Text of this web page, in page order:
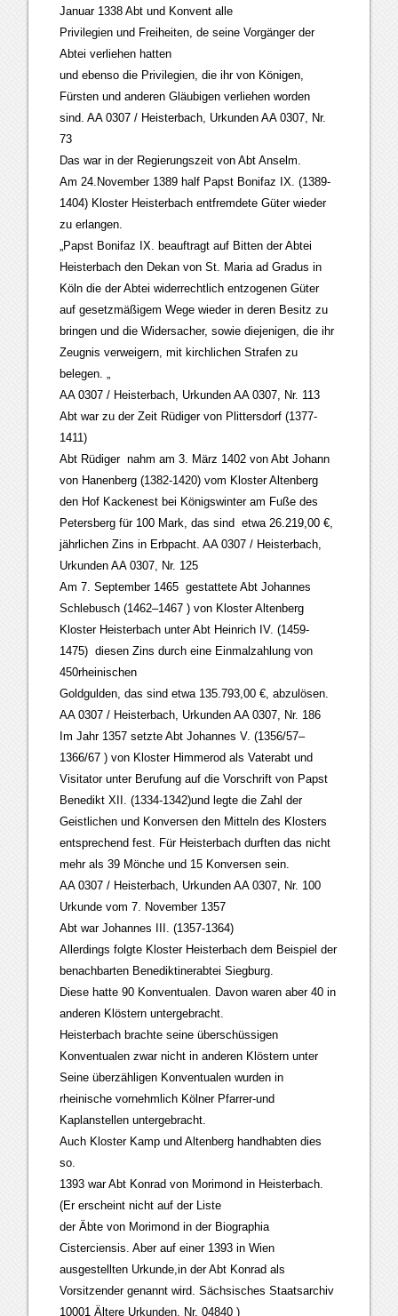
Januar 1338 Abt und Konvent alle
Privilegien und Freiheiten, de seine Vorgänger der
Abtei verliehen hatten
und ebenso die Privilegien, die ihr von Königen,
Fürsten und anderen Gläubigen verliehen worden
sind. AA 0307 / Heisterbach, Urkunden AA 0307, Nr.
73
Das war in der Regierungszeit von Abt Anselm.
Am 24.November 1389 half Papst Bonifaz IX. (1389-
1404) Kloster Heisterbach entfremdete Güter wieder
zu erlangen.
„Papst Bonifaz IX. beauftragt auf Bitten der Abtei
Heisterbach den Dekan von St. Maria ad Gradus in
Köln die der Abtei widerrechtlich entzogenen Güter
auf gesetzmäßigem Wege wieder in deren Besitz zu
bringen und die Widersacher, sowie diejenigen, die ihr
Zeugnis verweigern, mit kirchlichen Strafen zu
belegen. „
AA 0307 / Heisterbach, Urkunden AA 0307, Nr. 113
Abt war zu der Zeit Rüdiger von Plittersdorf (1377-
1411)
Abt Rüdiger nahm am 3. März 1402 von Abt Johann
von Hanenberg (1382-1420) vom Kloster Altenberg
den Hof Kackenest bei Königswinter am Fuße des
Petersberg für 100 Mark, das sind etwa 26.219,00 €,
jährlichen Zins in Erbpacht. AA 0307 / Heisterbach,
Urkunden AA 0307, Nr. 125
Am 7. September 1465 gestattete Abt Johannes
Schlebusch (1462–1467 ) von Kloster Altenberg
Kloster Heisterbach unter Abt Heinrich IV. (1459-
1475) diesen Zins durch eine Einmalzahlung von
450rheinischen
Goldgulden, das sind etwa 135.793,00 €, abzulösen.
AA 0307 / Heisterbach, Urkunden AA 0307, Nr. 186
Im Jahr 1357 setzte Abt Johannes V. (1356/57–
1366/67 ) von Kloster Himmerod als Vaterabt und
Visitator unter Berufung auf die Vorschrift von Papst
Benedikt XII. (1334-1342)und legte die Zahl der
Geistlichen und Konversen den Mitteln des Klosters
entsprechend fest. Für Heisterbach durften das nicht
mehr als 39 Mönche und 15 Konversen sein.
AA 0307 / Heisterbach, Urkunden AA 0307, Nr. 100
Urkunde vom 7. November 1357
Abt war Johannes III. (1357-1364)
Allerdings folgte Kloster Heisterbach dem Beispiel der
benachbarten Benediktinerabtei Siegburg.
Diese hatte 90 Konventualen. Davon waren aber 40 in
anderen Klöstern untergebracht.
Heisterbach brachte seine überschüssigen
Konventualen zwar nicht in anderen Klöstern unter
Seine überzähligen Konventualen wurden in
rheinische vornehmlich Kölner Pfarrer-und
Kaplanstellen untergebracht.
Auch Kloster Kamp und Altenberg handhabten dies
so.
1393 war Abt Konrad von Morimond in Heisterbach.
(Er erscheint nicht auf der Liste
der Äbte von Morimond in der Biographia
Cisterciensis. Aber auf einer 1393 in Wien
ausgestellten Urkunde,in der Abt Konrad als
Vorsitzender genannt wird. Sächsisches Staatsarchiv
10001 Ältere Urkunden, Nr. 04840 )